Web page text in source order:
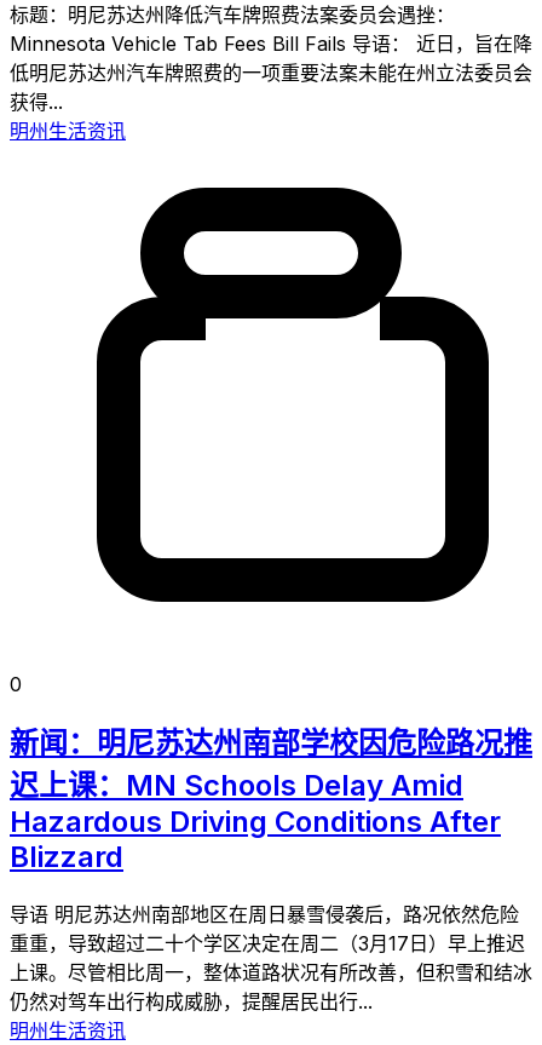
标题：明尼苏达州降低汽车牌照费法案委员会遇挫：
Minnesota Vehicle Tab Fees Bill Fails 导语： 近日，旨在降
低明尼苏达州汽车牌照费的一项重要法案未能在州立法委员会
获得...
明州生活资讯
0
新闻：明尼苏达州南部学校因危险路况推
迟上课：MN Schools Delay Amid
Hazardous Driving Conditions After
Blizzard
导语 明尼苏达州南部地区在周日暴雪侵袭后，路况依然危险
重重，导致超过二十个学区决定在周二（3月17日）早上推迟
上课。尽管相比周一，整体道路状况有所改善，但积雪和结冰
仍然对驾车出行构成威胁，提醒居民出行...
明州生活资讯